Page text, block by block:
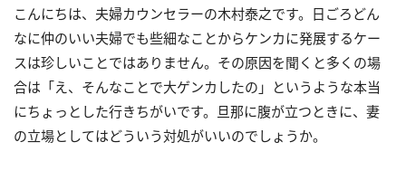
こんにちは、夫婦カウンセラーの木村泰之です。日ごろどん
なに仲のいい夫婦でも些細なことからケンカに発展するケー
スは珍しいことではありません。その原因を聞くと多くの場
合は「え、そんなことで大ゲンカしたの」というような本当
にちょっとした行きちがいです。旦那に腹が立つときに、妻
の立場としてはどういう対処がいいのでしょうか。